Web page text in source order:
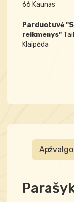
66 Kaunas
Parduotuvė
reikmenys"
Klaipėda